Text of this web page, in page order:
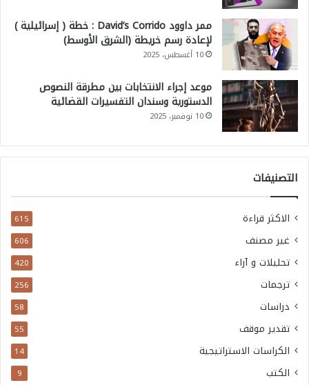
ممر داوود David’s Corrido : خطة ( إسرائيلية )
لإعادة رسم خريطة (الشرق الأوسط)
10 أغسطس، 2025
موعد إجراء الانتخابات بين مطرقة النصوص
الدستورية وسندان التفسيرات القضائية
10 نوفمبر، 2025
التصنيفات
الاكثر قراءة 615
غير مصنف 606
تحليلات و آراء 420
ترجمات 256
دراسات 58
تقدير موقف 55
الكراسات الاستراتيجية 14
الكتب 9